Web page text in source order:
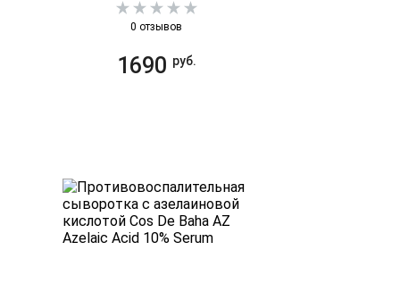
0 отзывов
1690 руб.